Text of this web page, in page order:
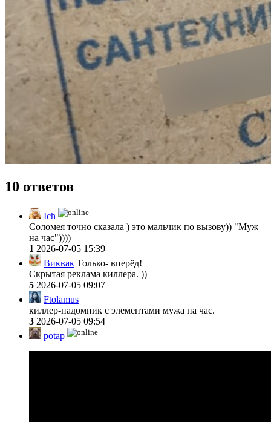
10 ответов
Ich
Соломея точно сказала ) это мальчик по вызову)) "Муж
на час"))))
1 2026-07-05 15:39
Виквак Только- вперёд!
Скрытая реклама киллера. ))
5 2026-07-05 09:07
Ftolamus
киллер-надомник с элементами мужа на час.
3 2026-07-05 09:54
potap